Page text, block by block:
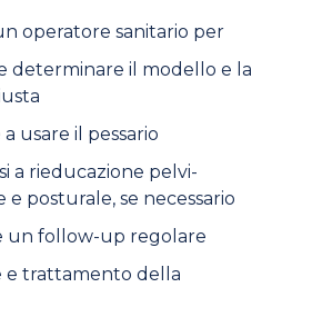
operatore sanitario per
determinare il modello e la
usare il pessario
a rieducazione pelvi-
e posturale, se necessario
un follow-up regolare
e trattamento della